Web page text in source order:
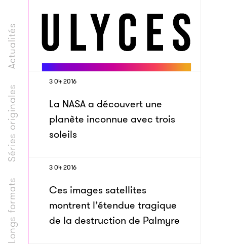
Longs formats
Séries originales
Actualités
3 04 2016
La NASA a découvert une
planète inconnue avec trois
soleils
3 04 2016
Ces images satellites
montrent l’étendue tragique
de la destruction de Palmyre